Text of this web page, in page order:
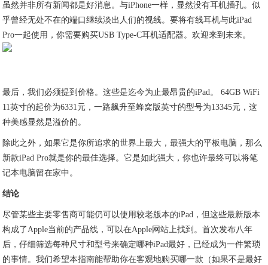
虽然并非所有新闻都是好消息。与iPhone一样，显然没有耳机插孔。似
乎曾经无处不在的端口继续淡出人们的视线。要将有线耳机与此iPad
Pro一起使用，你需要购买USB Type-C耳机适配器。欢迎来到未来。
最后，我们必须提到价格。这些是迄今为止最昂贵的iPad。 64GB WiFi
11英寸的起价为6331元，一路飙升至蜂窝版英寸的型号为13345元，这
种美感显然是溢价的。
除此之外，如果它是你所追求的世界上最大，最强大的平板电脑，那么
新款iPad Pro就是你的最佳选择。它是如此强大，你也许最终可以将笔
记本电脑留在家中。
结论
尽管某些主要零售商可能仍可以使用较老版本的iPad，但这些最新版本
构成了Apple当前的产品线，可以在Apple网站上找到。首次发布八年
后，仔细筛选每种尺寸和型号来确定哪种iPad最好，已经成为一件繁琐
的事情。我们希望本指南能帮助你在客观地购买哪一款（如果不是最好